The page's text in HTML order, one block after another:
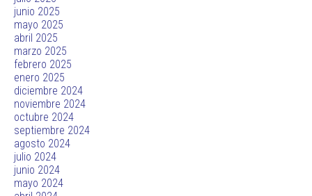
junio 2025
mayo 2025
abril 2025
marzo 2025
febrero 2025
enero 2025
diciembre 2024
noviembre 2024
octubre 2024
septiembre 2024
agosto 2024
julio 2024
junio 2024
mayo 2024